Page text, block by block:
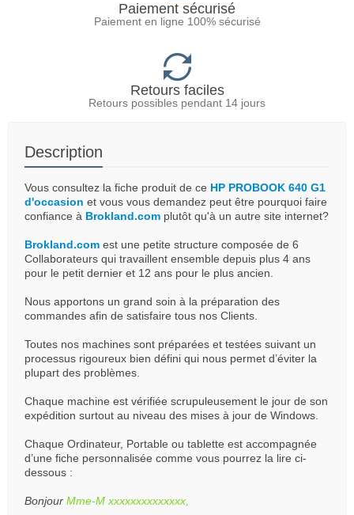
Paiement sécurisé
Paiement en ligne 100% sécurisé
Retours faciles
Retours possibles pendant 14 jours
Description
Vous consultez la fiche produit de ce HP PROBOOK 640 G1
d'occasion et vous vous demandez peut être pourquoi faire
confiance à Brokland.com plutôt qu'à un autre site internet?
Brokland.com est une petite structure composée de 6
Collaborateurs qui travaillent ensemble depuis plus 4 ans
pour le petit dernier et 12 ans pour le plus ancien.
Nous apportons un grand soin à la préparation des
commandes afin de satisfaire tous nos Clients.
Toutes nos machines sont préparées et testées suivant un
processus rigoureux bien défini qui nous permet d’éviter la
plupart des problèmes.
Chaque machine est vérifiée scrupuleusement le jour de son
expédition surtout au niveau des mises à jour de Windows.
Chaque Ordinateur, Portable ou tablette est accompagnée
d’une fiche personnalisée comme vous pourrez la lire ci-
dessous :
Bonjour Mme-M xxxxxxxxxxxxxx,